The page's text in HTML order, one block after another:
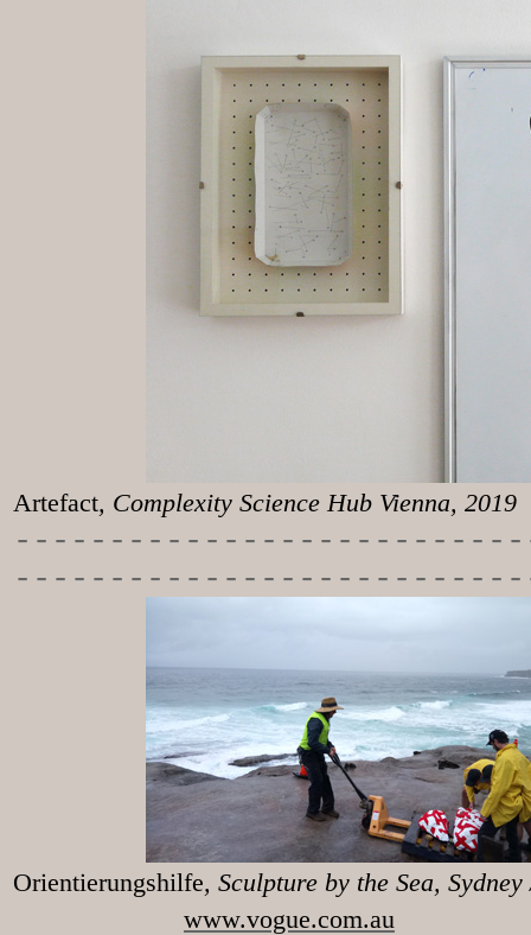
Artefact, Complexity Science Hub Vienna, 2019
-----------
Orientierungshilfe, Sculpture
www.vogue.com.au